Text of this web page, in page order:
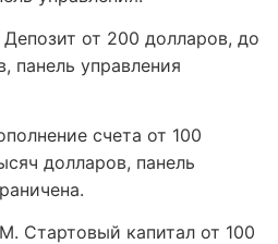
Депозит от 200 долларов, до
панель управления
счета от 100
долларов, панель
Стартовый капитал от 100